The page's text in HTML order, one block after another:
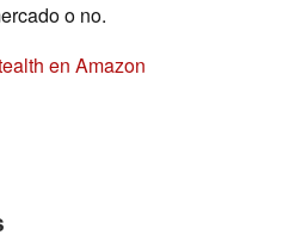
o no.
en Amazon